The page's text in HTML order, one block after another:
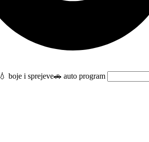
💧 boje i sprejeve🚗 auto program